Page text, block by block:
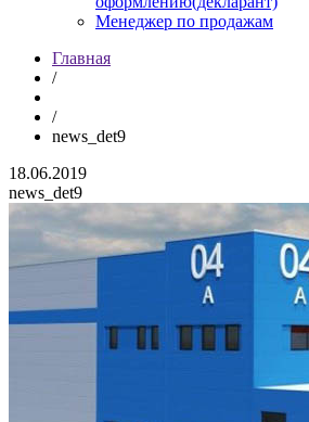
Менеджер по продажам
Главная
/
/
news_det9
18.06.2019
news_det9